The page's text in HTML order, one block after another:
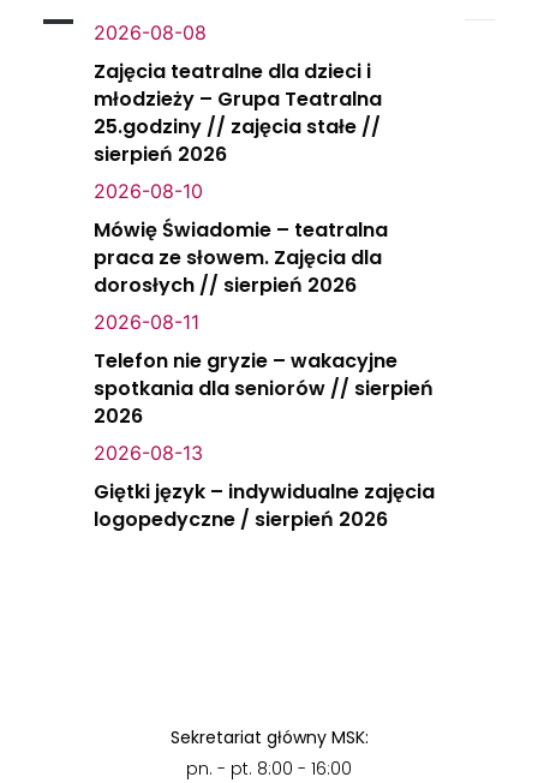
2026-08-08
Zajęcia teatralne dla dzieci i
młodzieży – Grupa Teatralna
25.godziny // zajęcia stałe //
sierpień 2026
2026-08-10
Mówię Świadomie – teatralna
praca ze słowem. Zajęcia dla
dorosłych // sierpień 2026
2026-08-11
Telefon nie gryzie – wakacyjne
spotkania dla seniorów // sierpień
2026
2026-08-13
Giętki język – indywidualne zajęcia
logopedyczne / sierpień 2026
Sekretariat główny MSK:
pn. - pt. 8:00 - 16:00